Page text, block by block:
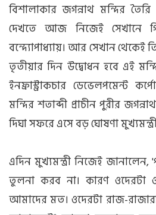
বিশালাকার জগন্নাথ মন্দির
দেখতে আজ নিজেই সেখানে
বন্দ্যোপাধ্যায়। আর সেখান থেকেই
তৃতীয়ার দিন উদ্বোধন হবে এই
ইনফ্রাস্ট্রাকচার ডেভেলপমেন্ট
মন্দির শতাব্দী প্রাচীন পুরীর
দিঘা সফরে এসে বড় ঘোষণা
এদিন মুখ্যমন্ত্রী নিজেই
তুলনা করব না। কারণ ওদেরটা
আমাদের মত। ওদেরটা রাজ-